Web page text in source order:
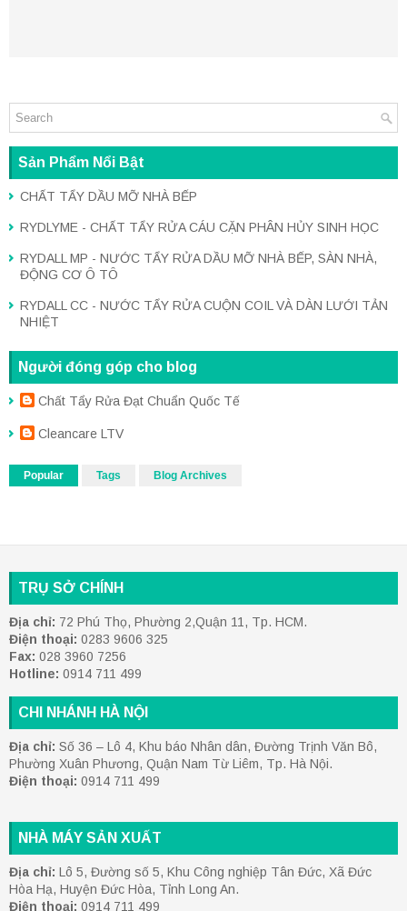
Sản Phẩm Nổi Bật
CHẤT TẨY DẦU MỠ NHÀ BẾP
RYDLYME - CHẤT TẨY RỬA CÁU CẶN PHÂN HỦY SINH HỌC
RYDALL MP - NƯỚC TẨY RỬA DẦU MỠ NHÀ BẾP, SÀN NHÀ,
ĐỘNG CƠ Ô TÔ
RYDALL CC - NƯỚC TẨY RỬA CUỘN COIL VÀ DÀN LƯỚI TẢN
NHIỆT
Người đóng góp cho blog
Chất Tẩy Rửa Đạt Chuẩn Quốc Tế
Cleancare LTV
Popular Tags Blog Archives
TRỤ SỞ CHÍNH
Địa chỉ: 72 Phú Thọ, Phường 2,Quận 11, Tp. HCM.
Điện thoại: 0283 9606 325
Fax: 028 3960 7256
Hotline: 0914 711 499
CHI NHÁNH HÀ NỘI
Địa chỉ: Số 36 – Lô 4, Khu báo Nhân dân, Đường Trịnh Văn Bô,
Phường Xuân Phương, Quận Nam Từ Liêm, Tp. Hà Nội.
Điện thoại: 0914 711 499
NHÀ MÁY SẢN XUẤT
Địa chỉ: Lô 5, Đường số 5, Khu Công nghiệp Tân Đức, Xã Đức
Hòa Hạ, Huyện Đức Hòa, Tỉnh Long An.
Điện thoại: 0914 711 499